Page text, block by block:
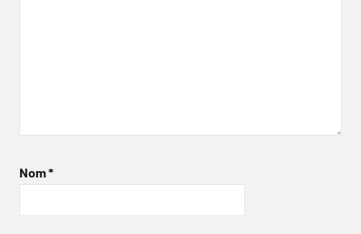
Nom*